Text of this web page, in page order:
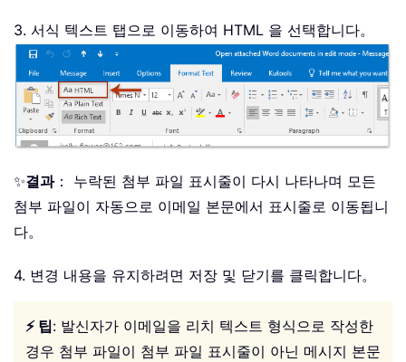
3. 서식 텍스트 탭으로 이동하여 HTML 을 선택합니다。
✨결과： 누락된 첨부 파일 표시줄이 다시 나타나며 모든
첨부 파일이 자동으로 이메일 본문에서 표시줄로 이동됩니
다。
4. 변경 내용을 유지하려면 저장 및 닫기를 클릭합니다。
⚡ 팁: 발신자가 이메일을 리치 텍스트 형식으로 작성한
경우 첨부 파일이 첨부 파일 표시줄이 아닌 메시지 본문